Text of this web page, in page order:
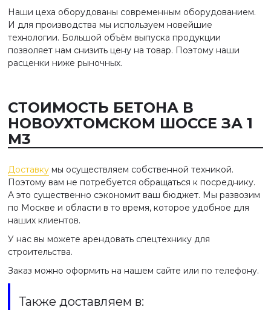
Наши цеха оборудованы современным оборудованием.
И для производства мы используем новейшие
технологии. Большой объём выпуска продукции
позволяет нам снизить цену на товар. Поэтому наши
расценки ниже рыночных.
СТОИМОСТЬ БЕТОНА В
НОВОУХТОМСКОМ ШОССЕ ЗА 1
М3
Доставку мы осуществляем собственной техникой.
Поэтому вам не потребуется обращаться к посреднику.
А это существенно сэкономит ваш бюджет. Мы развозим
по Москве и области в то время, которое удобное для
наших клиентов.
У нас вы можете арендовать спецтехнику для
строительства.
Заказ можно оформить на нашем сайте или по телефону.
Также доставляем в: